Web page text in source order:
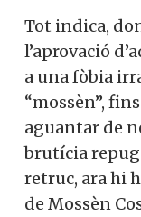
Tot indica,
l’aprovació
a una fòbia
“mossèn”,
aguantar de
brutícia
retruc, ara hi
de Mossèn